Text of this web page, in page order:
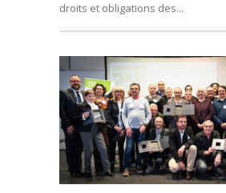
droits et obligations des...